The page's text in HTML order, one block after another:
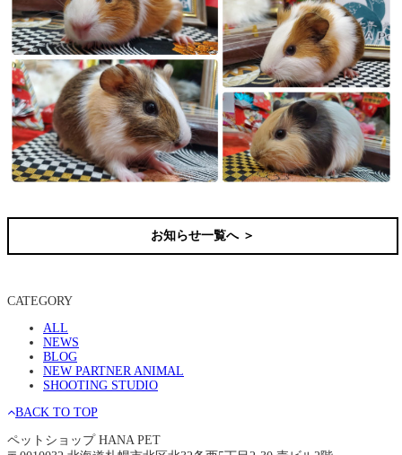
お知らせ一覧へ ＞
CATEGORY
ALL
NEWS
BLOG
NEW PARTNER ANIMAL
SHOOTING STUDIO
BACK TO TOP
ペットショップ HANA PET